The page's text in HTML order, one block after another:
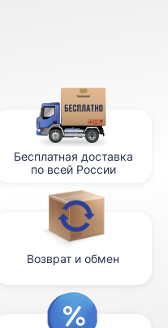
Бесплатная доставка
по всей России
Возврат и обмен